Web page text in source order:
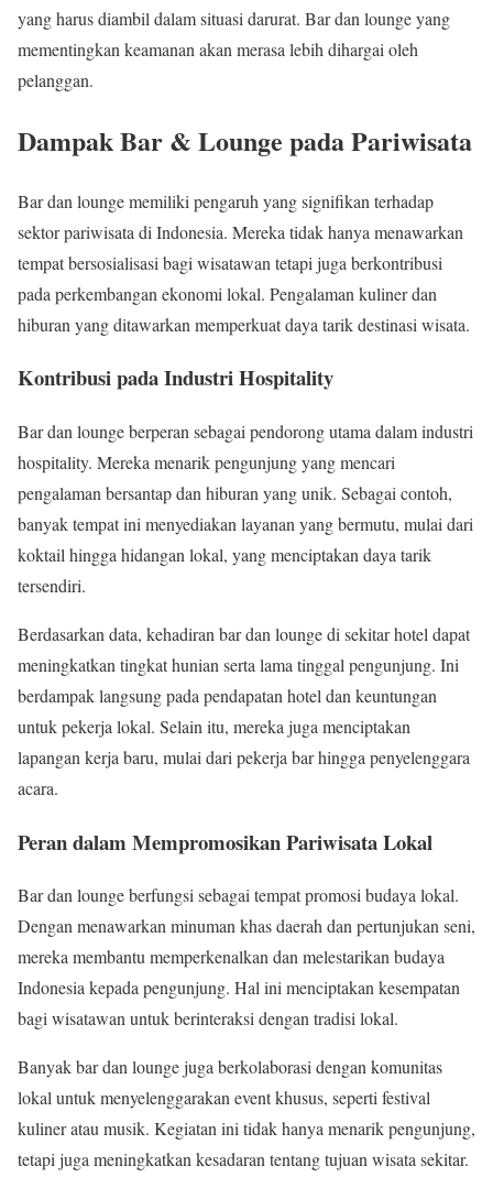
yang harus diambil dalam situasi darurat. Bar dan lounge yang
mementingkan keamanan akan merasa lebih dihargai oleh
pelanggan.
Dampak Bar & Lounge pada Pariwisata
Bar dan lounge memiliki pengaruh yang signifikan terhadap
sektor pariwisata di Indonesia. Mereka tidak hanya menawarkan
tempat bersosialisasi bagi wisatawan tetapi juga berkontribusi
pada perkembangan ekonomi lokal. Pengalaman kuliner dan
hiburan yang ditawarkan memperkuat daya tarik destinasi wisata.
Kontribusi pada Industri Hospitality
Bar dan lounge berperan sebagai pendorong utama dalam industri
hospitality. Mereka menarik pengunjung yang mencari
pengalaman bersantap dan hiburan yang unik. Sebagai contoh,
banyak tempat ini menyediakan layanan yang bermutu, mulai dari
koktail hingga hidangan lokal, yang menciptakan daya tarik
tersendiri.
Berdasarkan data, kehadiran bar dan lounge di sekitar hotel dapat
meningkatkan tingkat hunian serta lama tinggal pengunjung. Ini
berdampak langsung pada pendapatan hotel dan keuntungan
untuk pekerja lokal. Selain itu, mereka juga menciptakan
lapangan kerja baru, mulai dari pekerja bar hingga penyelenggara
acara.
Peran dalam Mempromosikan Pariwisata Lokal
Bar dan lounge berfungsi sebagai tempat promosi budaya lokal.
Dengan menawarkan minuman khas daerah dan pertunjukan seni,
mereka membantu memperkenalkan dan melestarikan budaya
Indonesia kepada pengunjung. Hal ini menciptakan kesempatan
bagi wisatawan untuk berinteraksi dengan tradisi lokal.
Banyak bar dan lounge juga berkolaborasi dengan komunitas
lokal untuk menyelenggarakan event khusus, seperti festival
kuliner atau musik. Kegiatan ini tidak hanya menarik pengunjung,
tetapi juga meningkatkan kesadaran tentang tujuan wisata sekitar.